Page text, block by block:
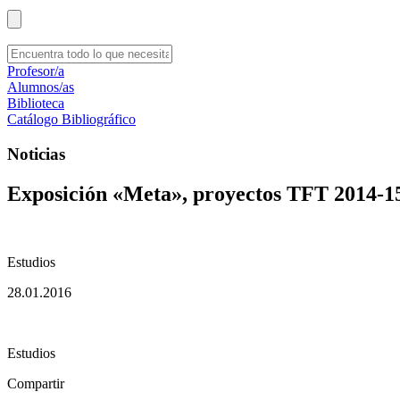
Profesor/a
Alumnos/as
Biblioteca
Catálogo Bibliográfico
Noticias
Exposición «Meta», proyectos TFT 2014-
Estudios
28.01.2016
Estudios
Compartir